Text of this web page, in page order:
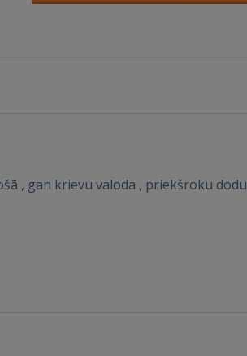
, gan krievu valoda , priekšroku dodu